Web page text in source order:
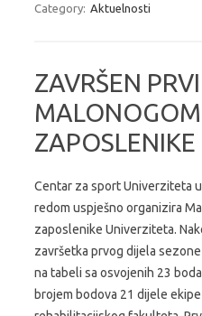
Category: Aktuelnosti
ZAVRŠEN
Centar za sport Univerziteta
redom uspješno organizira
zaposlenike Univerziteta.
završetka prvog dijela
na tabeli sa osvojenih 23
brojem bodova 21 dijele